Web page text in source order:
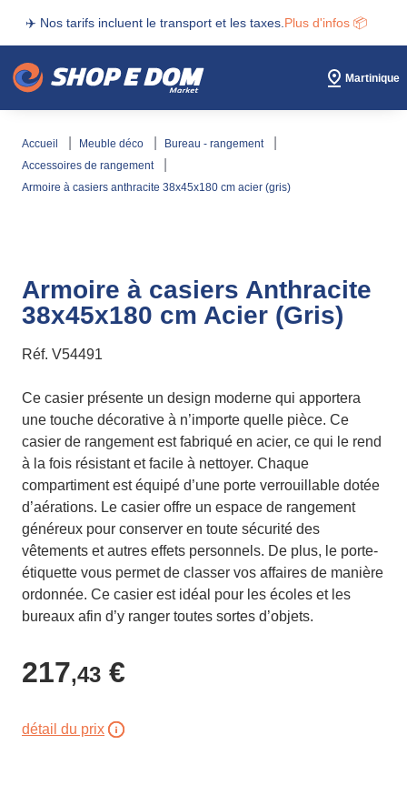
✈️ Nos tarifs incluent le transport et les taxes. Plus d'infos 📦
Martinique
accueil meuble déco
bureau - rangement
accessoires de rangement
armoire à casiers anthracite 38x45x180 cm acier (gris)
Armoire à casiers Anthracite
38x45x180 cm Acier (Gris)
Réf. V54491
Ce casier présente un design moderne qui apportera
une touche décorative à n’importe quelle pièce. Ce
casier de rangement est fabriqué en acier, ce qui le rend
à la fois résistant et facile à nettoyer. Chaque
compartiment est équipé d’une porte verrouillable dotée
d’aérations. Le casier offre un espace de rangement
généreux pour conserver en toute sécurité des
vêtements et autres effets personnels. De plus, le porte-
étiquette vous permet de classer vos affaires de manière
ordonnée. Ce casier est idéal pour les écoles et les
bureaux afin d’y ranger toutes sortes d’objets.
217,43 €
détail du prix